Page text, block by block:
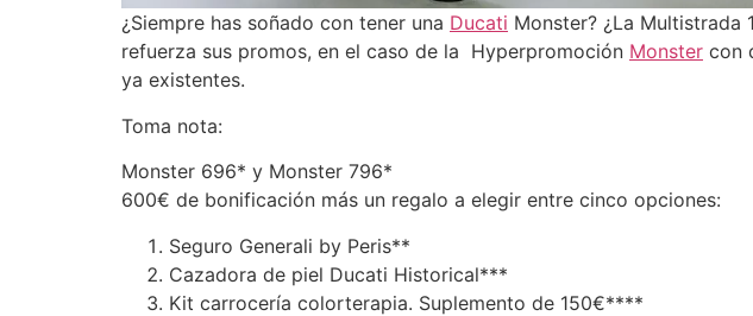
¿Siempre has soñado con tener una Ducati Monster? ¿La
refuerza sus promos, en el caso de la Hyperpromoción Monster con
ya existentes.
Toma nota:
Monster 696* y Monster 796*
600€ de bonificación más un regalo a elegir entre cinco opciones:
Seguro Generali by Peris**
Cazadora de piel Ducati Historical***
Kit carrocería colorterapia. Suplemento de 150€****